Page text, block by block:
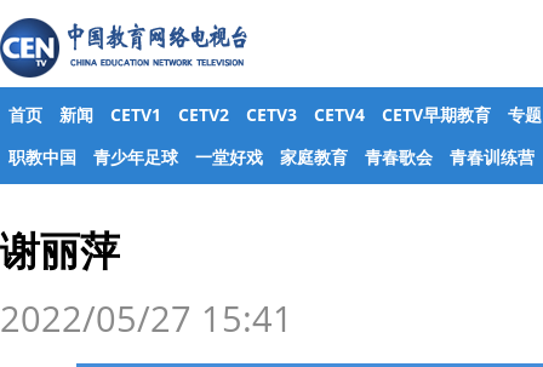
首页 新闻 CETV1 CETV2 CETV3 CETV4 CETV早期教育
专题
职教中国
青少年足球 一堂好戏 家庭教育 青春歌会 青春训练营
谢丽萍
2022/05/27 15:41